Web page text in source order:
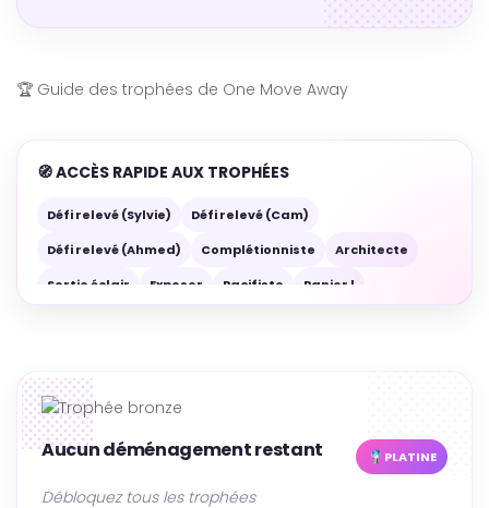
🏆 Guide des trophées de One Move Away
🧭 ACCÈS RAPIDE AUX TROPHÉES
Défi relevé (Sylvie)
Défi relevé (Cam)
Défi relevé (Ahmed)
Complétionniste
Architecte
Sortie éclair
Exposer Pacifiste
Panier !
Léger ajustement
Aucun déménagement restant PLATINE
Débloquez tous les trophées